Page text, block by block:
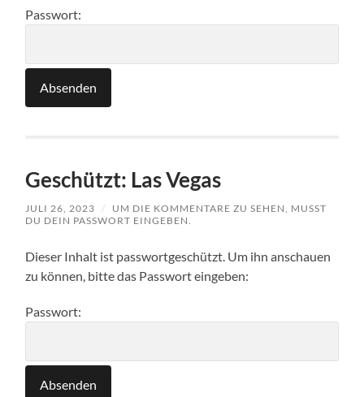
Passwort:
Geschützt: Las Vegas
JULI 26, 2023 /
UM DIE KOMMENTARE ZU SEHEN, MUSST
DU DEIN PASSWORT EINGEBEN.
Dieser Inhalt ist passwortgeschützt. Um ihn anschauen
zu können, bitte das Passwort eingeben:
Passwort: